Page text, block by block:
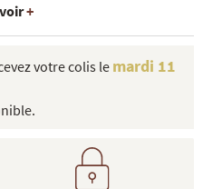
+
votre colis le mardi 11